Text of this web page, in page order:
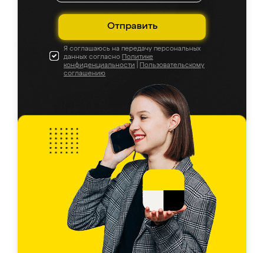
Отправить
Я соглашаюсь на передачу персональных
данных согласно Политике
конфиденциальности
Пользовательскому
соглашению